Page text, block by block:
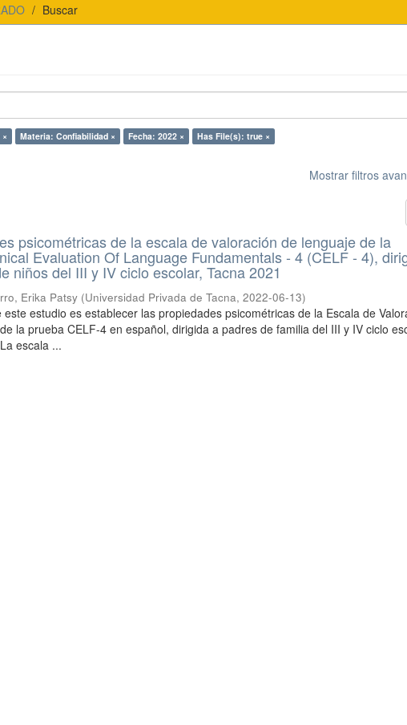
Buscar
Materia: Confiabilidad × Fecha: 2022 ×
Has File(s): true ×
Mostrar filtros
psicométricas de la escala de valoración de lenguaje de la
Evaluation Of Language Fundamentals - 4 (CELF - 4),
niños del III y IV ciclo escolar, Tacna 2021
Erika Patsy (Universidad Privada de Tacna,2022-06-13)
este estudio es establecer las propiedades psicométricas de la Escala de
la prueba CELF-4 en español, dirigida a padres de familia del III y IV ciclo
escala ...